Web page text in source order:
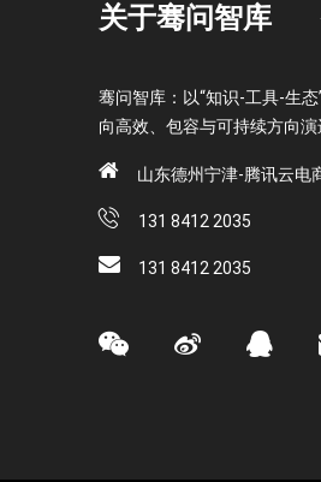
关于骞问智库
骞问智库：以“知识-工具-生
向高效、包容与可持续方向演
山东德州宁津-腾讯云电
131 8412 2035
131 8412 2035